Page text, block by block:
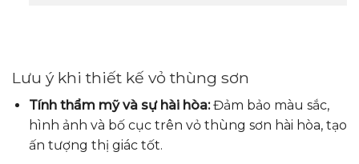
Lưu ý khi thiết kế vỏ thùng sơn
Tính thẩm mỹ và sự hài hòa:Đảm bảo màu sắc,
hình ảnh và bố cục trên vỏ thùng sơn hài hòa, tạo
ấn tượng thị giác tốt.